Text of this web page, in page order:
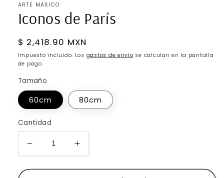
ARTE MAXICO
Iconos de París
Precio
habitual
$ 2,418.90 MXN
Impuesto incluido. Los gastos de envío se calculan en la pantalla
de pago.
Tamaño
60cm 80cm
Cantidad
Reducir
cantidad
para
Aumentar
cantidad
para